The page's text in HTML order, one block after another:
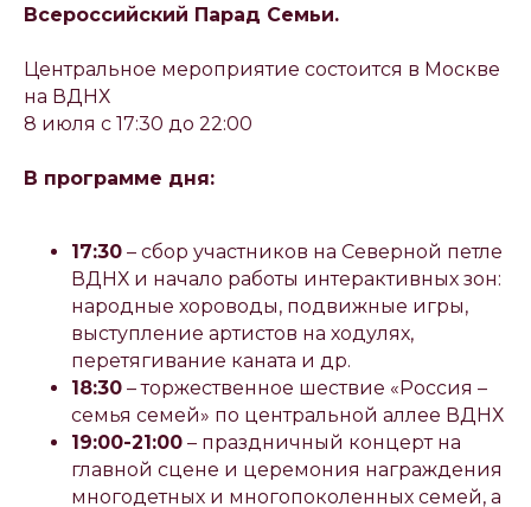
Всероссийский Парад Семьи.
Центральное мероприятие состоится в Москве
на ВДНХ
8 июля с 17:30 до 22:00
В программе дня:
17:30 – сбор участников на Северной петле
ВДНХ и начало работы интерактивных зон:
народные хороводы, подвижные игры,
выступление артистов на ходулях,
перетягивание каната и др.
18:30 – торжественное шествие «Россия –
семья семей» по центральной аллее ВДНХ
19:00-21:00 – праздничный концерт на
главной сцене и церемония награждения
многодетных и многопоколенных семей, а